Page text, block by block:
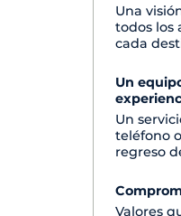
Una
todos los
cada
Un
Un
teléfono
regreso
Valores